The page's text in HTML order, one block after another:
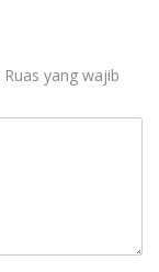
Ruas yang wajib